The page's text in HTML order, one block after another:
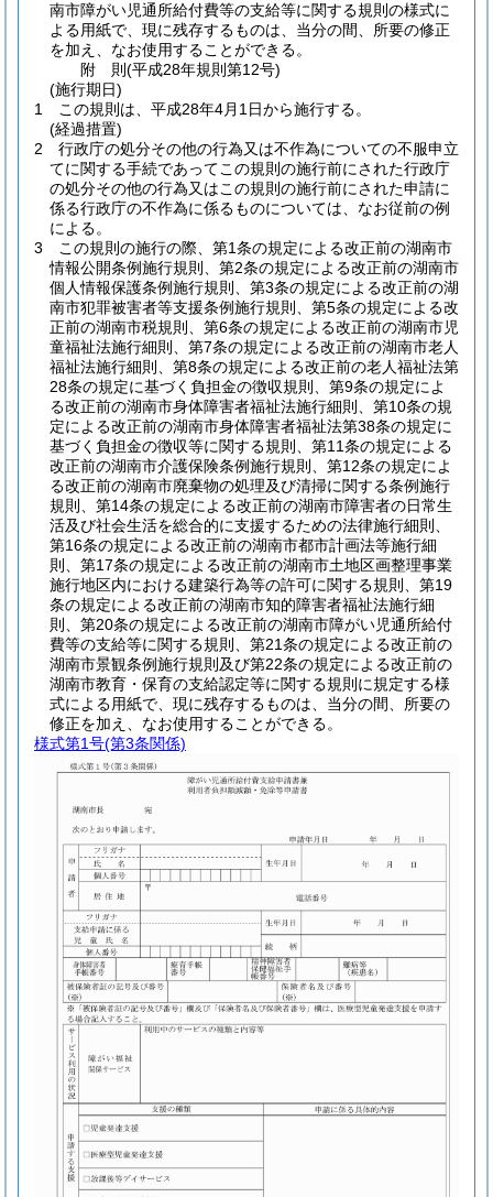
南市障がい児通所給付費等の支給等に関する規則の様式に
よる用紙で、現に残存するものは、当分の間、所要の修正
を加え、なお使用することができる。
附 則(平成28年規則第12号)
(施行期日)
1
この規則は、平成28年4月1日から施行する。
(経過措置)
2
行政庁の処分その他の行為又は不作為についての不服申立
てに関する手続であってこの規則の施行前にされた行政庁
の処分その他の行為又はこの規則の施行前にされた申請に
係る行政庁の不作為に係るものについては、なお従前の例
による。
3
この規則の施行の際、第1条の規定による改正前の湖南市
情報公開条例施行規則、第2条の規定による改正前の湖南市
個人情報保護条例施行規則、第3条の規定による改正前の湖
南市犯罪被害者等支援条例施行規則、第5条の規定による改
正前の湖南市税規則、第6条の規定による改正前の湖南市児
童福祉法施行細則、第7条の規定による改正前の湖南市老人
福祉法施行細則、第8条の規定による改正前の老人福祉法第
28条の規定に基づく負担金の徴収規則、第9条の規定によ
る改正前の湖南市身体障害者福祉法施行細則、第10条の規
定による改正前の湖南市身体障害者福祉法第38条の規定に
基づく負担金の徴収等に関する規則、第11条の規定による
改正前の湖南市介護保険条例施行規則、第12条の規定によ
る改正前の湖南市廃棄物の処理及び清掃に関する条例施行
規則、第14条の規定による改正前の湖南市障害者の日常生
活及び社会生活を総合的に支援するための法律施行細則、
第16条の規定による改正前の湖南市都市計画法等施行細
則、第17条の規定による改正前の湖南市土地区画整理事業
施行地区内における建築行為等の許可に関する規則、第19
条の規定による改正前の湖南市知的障害者福祉法施行細
則、第20条の規定による改正前の湖南市障がい児通所給付
費等の支給等に関する規則、第21条の規定による改正前の
湖南市景観条例施行規則及び第22条の規定による改正前の
湖南市教育・保育の支給認定等に関する規則に規定する様
式による用紙で、現に残存するものは、当分の間、所要の
修正を加え、なお使用することができる。
様式第1号(第3条関係)